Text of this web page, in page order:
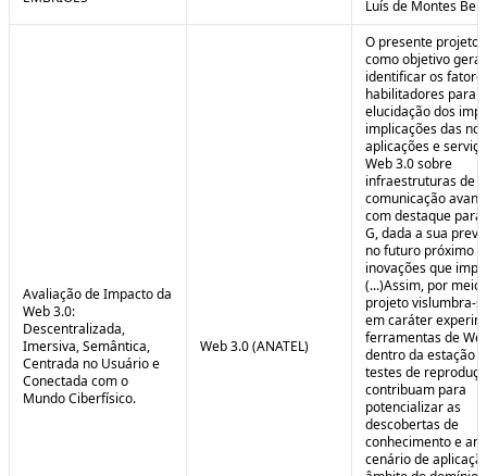
Luís de Montes
Avaliação de Impacto da
Web 3.0:
Descentralizada,
Imersiva, Semântica,
Centrada no Usuário e
Conectada com o
Mundo Ciberfísico.
Web 3.0 (ANATEL)
O presente projeto
como objetivo geral
identificar os
habilitadores para a
elucidação dos
implicações das
aplicações e
Web 3.0 sobre
infraestruturas de
comunicação
com destaque para
G, dada a sua
no futuro próximo
inovações que
(...)Assim, por meio
projeto vislumbra-
em caráter
ferramentas de
dentro da estação
testes de
contribuam para
potencializar as
descobertas de
conhecimento e
cenário de